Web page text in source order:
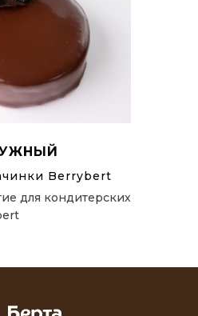
Berrybert
для кондитерских